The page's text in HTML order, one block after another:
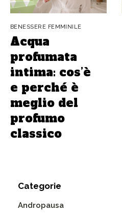
BENESSERE FEMMINILE
Acqua
profumata
intima: cos’è
e perché è
meglio del
profumo
classico
Categorie
Andropausa